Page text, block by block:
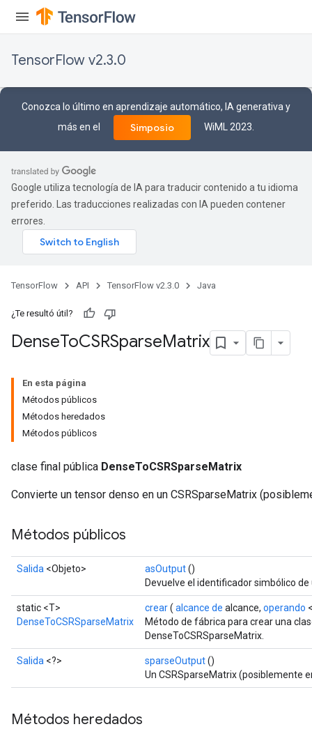
TensorFlow v2.3.0
Conozca lo último en aprendizaje automático, IA generativa y
más en el
Simposio WiML 2023.
Google utiliza tecnología de IA para traducir contenido a tu idioma
preferido. Las traducciones realizadas con IA pueden contener
errores.
TensorFlow API TensorFlow v2.3.0 Java
¿Te resultó útil?
DenseToCSRSparseMatrix
En esta página
Métodos públicos
Métodos heredados
Métodos públicos
clase final pública DenseToCSRSparseMatrix
Convierte un tensor denso en un CSRSparseMatrix
Métodos públicos
Salida <Objeto> asOutput()
Devuelve el identificador simbólico de
static <T>
DenseToCSRSparseMatrix
crear( alcance de alcance, operando
Método de fábrica para crear una
DenseToCSRSparseMatrix.
Salida <?> sparseOutput()
Un CSRSparseMatrix (posiblemente
Métodos heredados